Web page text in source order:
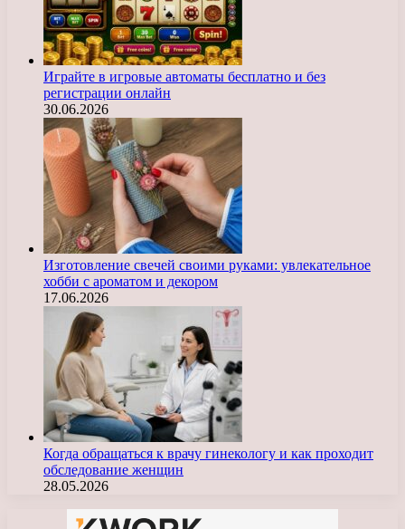
Играйте в игровые автоматы бесплатно и без
регистрации онлайн
30.06.2026
Изготовление свечей своими руками: увлекательное
хобби с ароматом и декором
17.06.2026
Когда обращаться к врачу гинекологу и как проходит
обследование женщин
28.05.2026